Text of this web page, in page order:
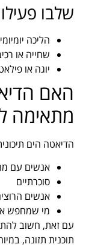
שלבו
הליכה
שחייה או
יוגה או
האם
מתאימה
הדיאטה הים
אנשים עם
סוכרתיים
אנשים
מי שמחפש
עם זאת, חשוב
תוכנית תזונה,